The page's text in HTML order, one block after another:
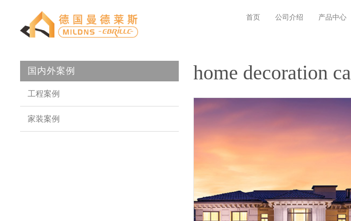
首页 公司介绍 产品中心
home decoration
国内外案例
navigation
工程案例
家装案例